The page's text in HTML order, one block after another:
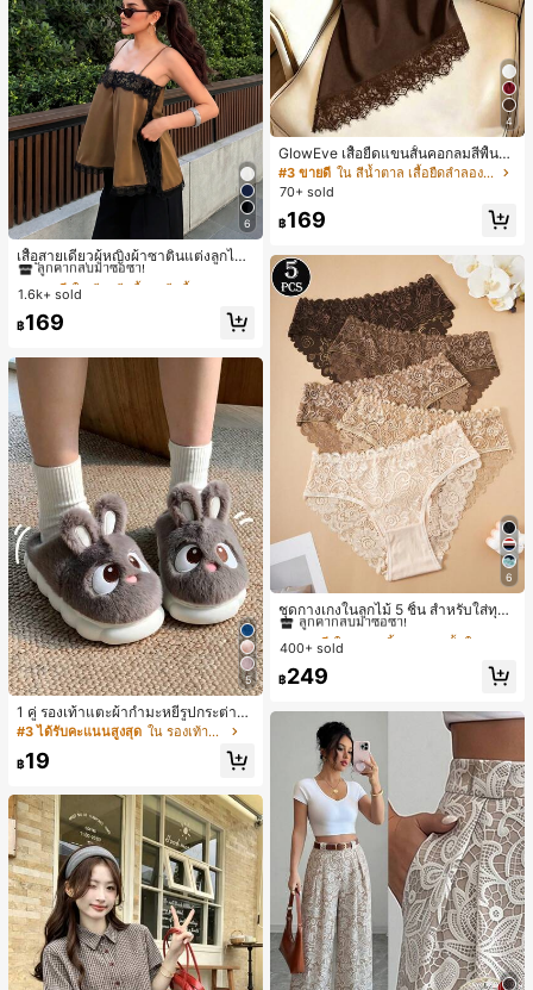
6
เสื้อสายเดี่ยวผู้หญิงผ้าซาตินแต่งลูกไม้
- เสื้อสายเดี่ยวฤดูร้อนสีคากีมีรอยผ่าด้า
นข้างที่น่าดึงดูดแบบสบายๆ
#1 ขายดี
ใน สีกากี เสื้อสตรี เสื้อเบลาส์ & Tee
ลูกค้ากลับมาซื้อซ้ำ!
#1 ขายดี
ลูกค้ากลับมาซื้อซ้ำ!
#1 ขายดี
ลูกค้ากลับมาซื้อซ้ำ!
#1 ขายดี
ใน สีกากี เสื้อสตรี เสื้อเบลาส์ & Tee
1.6k+ sold
฿169
5
1 คู่ รองเท้าแตะผ้ากำมะหยี่รูปกระต่าย
สำหรับผู้หญิง, อบอุ่นและสบาย, เหมาะ
สำหรับใส่ลำลองในฤดูใบไม้ร่วง/ฤดูหน
าว, รองเท้าบ้านผู้หญิงหรูหราใหม่, ส้นเ
รับฤดูหนาวที่อบอุ่น, รองเท้าแตะผ้ากำม
ะหยี่น่ารัก, ของขวัญปีใหม่/วันวาเลนไท
น์ในอุดมคติ, รองเท้าแตะคู่รัก, ของขวั
ญวันแม่, สวน, ของตกแต่งห้องครัว, ฤดู
ร้อน, ชายหาด, ของใช้จำเป็นสำหรับกา
รเดินทาง, ของตกแต่งห้อง, นุ่มนิ่ม, การ
สำเร็จการศึกษา, ชั้นวางรองเท้า, ประห
ยัดพื้นที่จัดเก็บ, กลางแจ้ง, สวน, พิธีสำเ
ร็จการศึกษา, พิธีจบการศึกษา, ยินดีด้ว
ยบัณฑิต, บัณฑิตที่สำเร็จการศึกษา, ผู้ก
ล่าวคำอำลา, เรียนจบ, งานเลี้ยงจบการ
ศึกษา
#3 ได้รับคะแนนสูงสุด ใน รองเท้าแตะใส่ในบ้าน
฿19
4
GlowEve เสื้อยืดแขนสั้นคอกลมสีพื้นลำ
ลองอเนกประสงค์สำหรับผู้หญิง
#3 ขายดี
ใน สีน้ำตาล เสื้อยืดลำลองพื้นฐาน
70+ sold
฿169
6
ชุดกางเกงในลูกไม้ 5 ชิ้น สำหรับใส่ทุกวั
น
#1 ขายดี
ลูกค้ากลับมาซื้อซ้ำ!
#1 ขายดี
ลูกค้ากลับมาซื้อซ้ำ!
#1 ขายดี
ลูกค้ากลับมาซื้อซ้ำ!
#1 ขายดี
400+ sold
฿249